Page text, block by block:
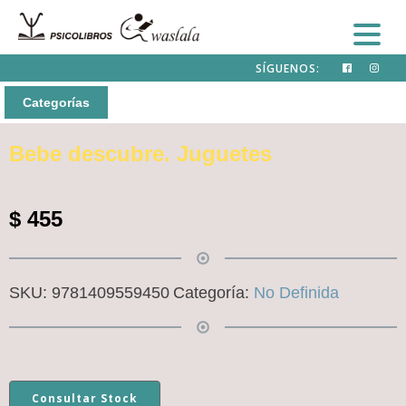
SÍGUENOS:
Categorías
Bebe descubre. Juguetes
$ 455
SKU: 9781409559450 Categoría: No Definida
Consultar Stock